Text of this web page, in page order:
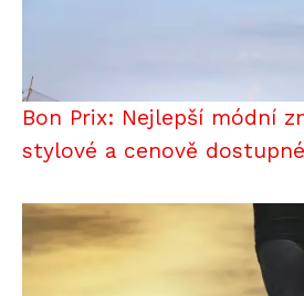
Bon Prix: Nejlepší módní
stylové a cenově